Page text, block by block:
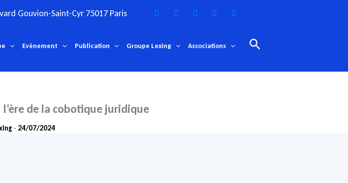
Gouvion-Saint-Cyr 75017 Paris
Evènement Publication Groupe Lexing Associations Rechercher
de la cobotique juridique
- 24/07/2024